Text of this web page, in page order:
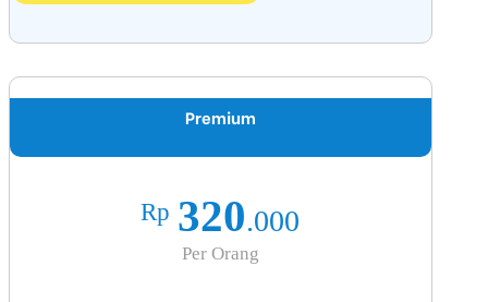
Premium
Rp 320.000
Per Orang